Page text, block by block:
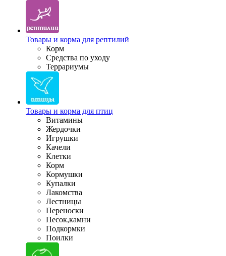
Товары и корма для рептилий
Корм
Средства по уходу
Террариумы
Товары и корма для птиц
Витамины
Жердочки
Игрушки
Качели
Клетки
Корм
Кормушки
Купалки
Лакомства
Лестницы
Переноски
Песок,камни
Подкормки
Поилки